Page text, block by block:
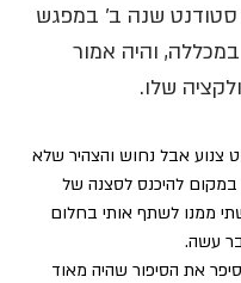
שנה ב׳ במפגש
והיה אמור
שלו.
צנוע אבל נחוש והצהיר שלא
במקום להיכנס לסצנה של
ממנו לשתף אותי בחלום
עשה.
את הסיפור שהיה מאוד